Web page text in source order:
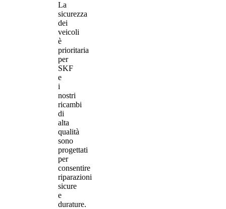
La
sicurezza
dei
veicoli
è
prioritaria
per
SKF
e
i
nostri
ricambi
di
alta
qualità
sono
progettati
per
consentire
riparazioni
sicure
e
durature.